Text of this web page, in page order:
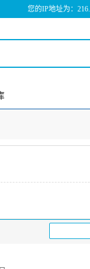
您的IP地址为：